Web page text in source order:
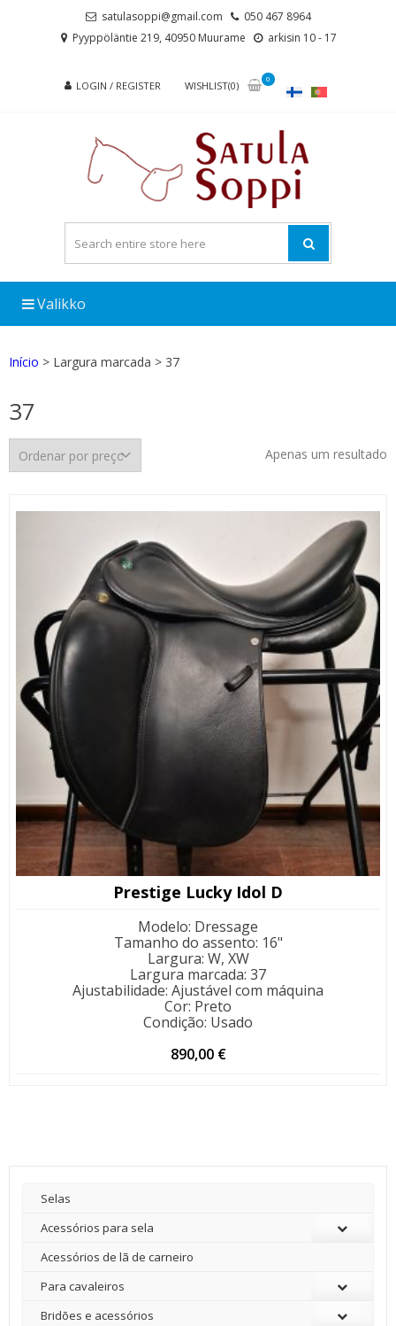
satulasoppi@gmail.com
050 467 8964
Pyyppöläntie 219, 40950 Muurame
arkisin 10 - 17
LOGIN / REGISTER WISHLIST(0)
0
Valikko
Início > Largura marcada > 37
37
Apenas um resultado
Prestige Lucky Idol D
Modelo: Dressage
Tamanho do assento: 16"
Largura: W, XW
Largura marcada: 37
Ajustabilidade: Ajustável com máquina
Cor: Preto
Condição: Usado
890,00 €
Selas
Acessórios para sela
Acessórios de lã de carneiro
Para cavaleiros
Bridões e acessórios